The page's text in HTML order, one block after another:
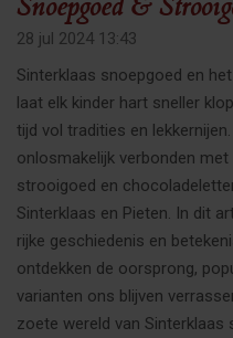
28 jul 2024 13:43
Sinterklaas snoepgoed en
laat elk kinder hart sneller
tijd vol tradities en
onlosmakelijk verbonden
strooigoed en
Sinterklaas en Pieten. In dit
rijke geschiedenis en
ontdekken de oorsprong,
varianten ons blijven
zoete wereld van Sinterklaas